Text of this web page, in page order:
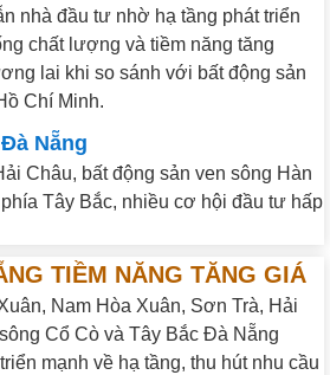
nhà đầu tư nhờ hạ tầng phát triển
chất lượng và tiềm năng tăng
lai khi so sánh với bất động sản
Chí Minh.
Nẵng
Châu, bất động sản ven sông Hàn
Tây Bắc, nhiều cơ hội đầu tư hấp
TIỀM NĂNG TĂNG GIÁ
Nam Hòa Xuân, Sơn Trà, Hải
Cổ Cò và Tây Bắc Đà Nẵng
mạnh về hạ tầng, thu hút nhu cầu